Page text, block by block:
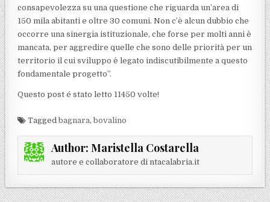
consapevolezza su una questione che riguarda un’area di
150 mila abitanti e oltre 30 comuni. Non c’è alcun dubbio che
occorre una sinergia istituzionale, che forse per molti anni è
mancata, per aggredire quelle che sono delle priorità per un
territorio il cui sviluppo è legato indiscutibilmente a questo
fondamentale progetto”.
Questo post é stato letto 11450 volte!
Taggedbagnara,bovalino
Author: Maristella Costarella
autore e collaboratore di ntacalabria.it